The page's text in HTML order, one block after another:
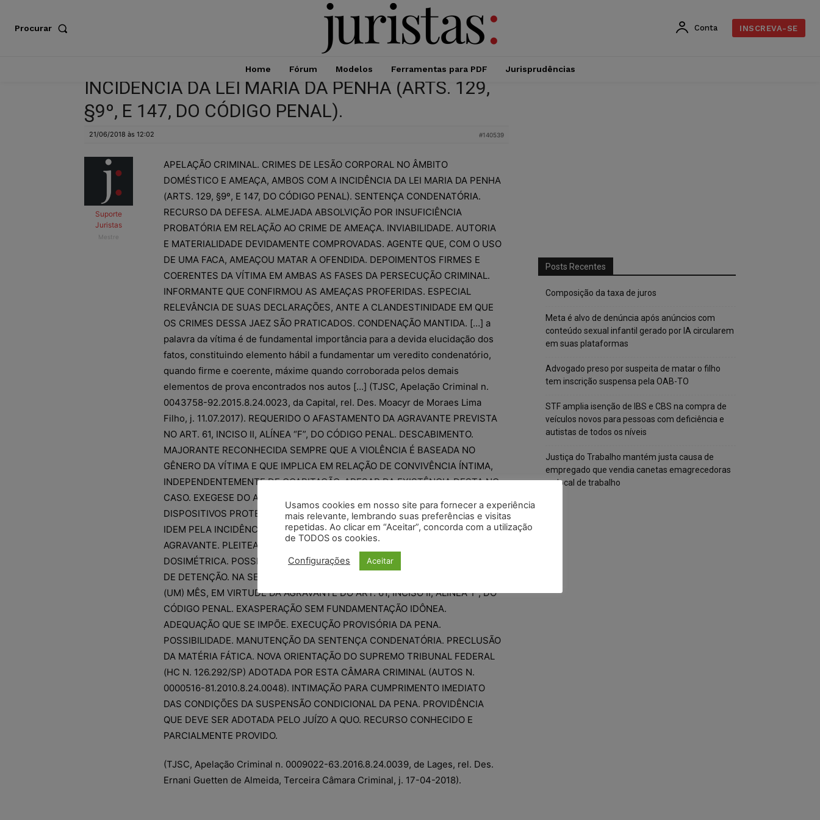
Procurar Conta INSCREVA-SE
Home Fórum Modelos Ferramentas para PDF Jurisprudências
INCIDÊNCIA DA LEI MARIA DA PENHA (ARTS. 129,
§9º, E 147, DO CÓDIGO PENAL).
21/06/2018 às 12:02 #140539
Suporte
Juristas
Mestre
APELAÇÃO CRIMINAL. CRIMES DE LESÃO CORPORAL NO ÂMBITO
DOMÉSTICO E AMEAÇA, AMBOS COM A INCIDÊNCIA DA LEI MARIA DA PENHA
(ARTS. 129, §9º, E 147, DO CÓDIGO PENAL). SENTENÇA CONDENATÓRIA.
RECURSO DA DEFESA. ALMEJADA ABSOLVIÇÃO POR INSUFICIÊNCIA
PROBATÓRIA EM RELAÇÃO AO CRIME DE AMEAÇA. INVIABILIDADE. AUTORIA
E MATERIALIDADE DEVIDAMENTE COMPROVADAS. AGENTE QUE, COM O USO
DE UMA FACA, AMEAÇOU MATAR A OFENDIDA. DEPOIMENTOS FIRMES E
COERENTES DA VÍTIMA EM AMBAS AS FASES DA PERSECUÇÃO CRIMINAL.
INFORMANTE QUE CONFIRMOU AS AMEAÇAS PROFERIDAS. ESPECIAL
RELEVÂNCIA DE SUAS DECLARAÇÕES, ANTE A CLANDESTINIDADE EM QUE
OS CRIMES DESSA JAEZ SÃO PRATICADOS. CONDENAÇÃO MANTIDA. […] a
palavra da vítima é de fundamental importância para a devida elucidação dos
fatos, constituindo elemento hábil a fundamentar um veredito condenatório,
quando firme e coerente, máxime quando corroborada pelos demais
elementos de prova encontrados nos autos […] (TJSC, Apelação Criminal n.
0043758-92.2015.8.24.0023, da Capital, rel. Des. Moacyr de Moraes Lima
Filho, j. 11.07.2017). REQUERIDO O AFASTAMENTO DA AGRAVANTE PREVISTA
NO ART. 61, INCISO II, ALÍNEA “F”, DO CÓDIGO PENAL. DESCABIMENTO.
MAJORANTE RECONHECIDA SEMPRE QUE A VIOLÊNCIA É BASEADA NO
GÊNERO DA VÍTIMA E QUE IMPLICA EM RELAÇÃO DE CONVIVÊNCIA ÍNTIMA,
INDEPENDENTEMENTE DE COABITAÇÃO, APESAR DA EXISTÊNCIA DESTA NO
CASO. EXEGESE DO ART. 5º, INCISO III, DA LEI N. 11.340/06 QUE ESTABELECE
DISPOSITIVOS PROTETIVOS E PROCEDIMENTAIS. INEXISTÊNCIA DE BIS IN
IDEM PELA INCIDÊNCIA DOS INSTITUTOS DA LEI MARIA DA PENHA E DA
AGRAVANTE. PLEITEADA A REDUÇÃO DA PENA NA SEGUNDA ETAPA
DOSIMÉTRICA. POSSIBILIDADE. PENA-BASE ESTABELECIDA EM 1 (UM) MÊS
DE DETENÇÃO. NA SEGUNDA ETAPA, REALIZADO O AUMENTO DE MAIS 1
(UM) MÊS, EM VIRTUDE DA AGRAVANTE DO ART. 61, INCISO II, ALÍNEA ‘F’, DO
CÓDIGO PENAL. EXASPERAÇÃO SEM FUNDAMENTAÇÃO IDÔNEA.
ADEQUAÇÃO QUE SE IMPÕE. EXECUÇÃO PROVISÓRIA DA PENA.
POSSIBILIDADE. MANUTENÇÃO DA SENTENÇA CONDENATÓRIA. PRECLUSÃO
DA MATÉRIA FÁTICA. NOVA ORIENTAÇÃO DO SUPREMO TRIBUNAL FEDERAL
(HC N. 126.292/SP) ADOTADA POR ESTA CÂMARA CRIMINAL (AUTOS N.
0000516-81.2010.8.24.0048). INTIMAÇÃO PARA CUMPRIMENTO IMEDIATO
DAS CONDIÇÕES DA SUSPENSÃO CONDICIONAL DA PENA. PROVIDÊNCIA
QUE DEVE SER ADOTADA PELO JUÍZO A QUO. RECURSO CONHECIDO E
PARCIALMENTE PROVIDO.
(TJSC, Apelação Criminal n. 0009022-63.2016.8.24.0039, de Lages, rel. Des.
Ernani Guetten de Almeida, Terceira Câmara Criminal, j. 17-04-2018).
Posts Recentes
Composição da taxa de juros
Meta é alvo de denúncia após anúncios com
conteúdo sexual infantil gerado por IA circularem
em suas plataformas
Advogado preso por suspeita de matar o filho
tem inscrição suspensa pela OAB-TO
STF amplia isenção de IBS e CBS na compra de
veículos novos para pessoas com deficiência e
autistas de todos os níveis
Justiça do Trabalho mantém justa causa de
empregado que vendia canetas emagrecedoras
no local de trabalho
Usamos cookies em nosso site para fornecer a experiência
mais relevante, lembrando suas preferências e visitas
repetidas. Ao clicar em “Aceitar”, concorda com a utilização
de TODOS os cookies.
Configurações Aceitar